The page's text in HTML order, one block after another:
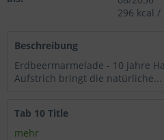
Wählen Sie nach Ihren
Technisch
296 kcal /
Beschreibung
Erdbeermarmelade - 10 Jahre
Aufstrich bringt die natürliche...
Tab 10 Title
mehr